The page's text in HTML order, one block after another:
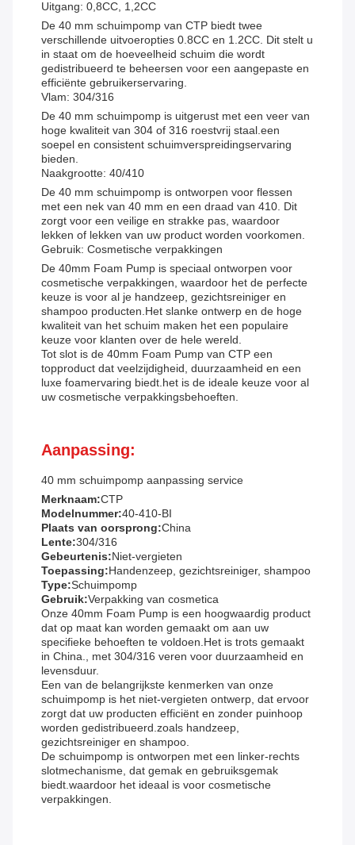
Uitgang: 0,8CC, 1,2CC
De 40 mm schuimpomp van CTP biedt twee
verschillende uitvoeropties 0.8CC en 1.2CC. Dit stelt u
in staat om de hoeveelheid schuim die wordt
gedistribueerd te beheersen voor een aangepaste en
efficiënte gebruikerservaring.
Vlam: 304/316
De 40 mm schuimpomp is uitgerust met een veer van
hoge kwaliteit van 304 of 316 roestvrij staal.een
soepel en consistent schuimverspreidingservaring
bieden.
Naakgrootte: 40/410
De 40 mm schuimpomp is ontworpen voor flessen
met een nek van 40 mm en een draad van 410. Dit
zorgt voor een veilige en strakke pas, waardoor
lekken of lekken van uw product worden voorkomen.
Gebruik: Cosmetische verpakkingen
De 40mm Foam Pump is speciaal ontworpen voor
cosmetische verpakkingen, waardoor het de perfecte
keuze is voor al je handzeep, gezichtsreiniger en
shampoo producten.Het slanke ontwerp en de hoge
kwaliteit van het schuim maken het een populaire
keuze voor klanten over de hele wereld.
Tot slot is de 40mm Foam Pump van CTP een
topproduct dat veelzijdigheid, duurzaamheid en een
luxe foamervaring biedt.het is de ideale keuze voor al
uw cosmetische verpakkingsbehoeften.
Aanpassing:
40 mm schuimpomp aanpassing service
Merknaam:CTP
Modelnummer:40-410-BI
Plaats van oorsprong:China
Lente:304/316
Gebeurtenis:Niet-vergieten
Toepassing:Handenzeep, gezichtsreiniger, shampoo
Type:Schuimpomp
Gebruik:Verpakking van cosmetica
Onze 40mm Foam Pump is een hoogwaardig product
dat op maat kan worden gemaakt om aan uw
specifieke behoeften te voldoen.Het is trots gemaakt
in China., met 304/316 veren voor duurzaamheid en
levensduur.
Een van de belangrijkste kenmerken van onze
schuimpomp is het niet-vergieten ontwerp, dat ervoor
zorgt dat uw producten efficiënt en zonder puinhoop
worden gedistribueerd.zoals handzeep,
gezichtsreiniger en shampoo.
De schuimpomp is ontworpen met een linker-rechts
slotmechanisme, dat gemak en gebruiksgemak
biedt.waardoor het ideaal is voor cosmetische
verpakkingen.